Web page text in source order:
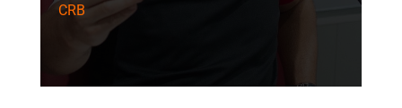
CRB